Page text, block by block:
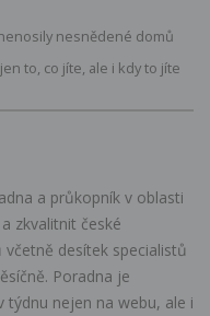
nesnědené domů
to, co jíte, ale i kdy to jíte
a průkopník v oblasti
zkvalitnit české
desítek specialistů
Poradna je
týdnu nejen na webu, ale i